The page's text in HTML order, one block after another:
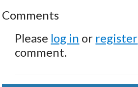
Comments
Please log in or register
comment.